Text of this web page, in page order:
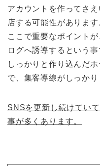
アカウントを作ってさ
店する可能性があります
ここで重要なポイント
ログへ誘導するという事
しっかりと作り込んだ
で、集客導線がしっかり
SNSを更新し続けてい
事が多くあります。